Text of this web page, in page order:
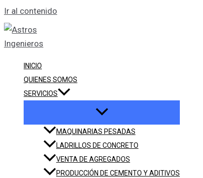
Ir al contenido
INICIO
QUIENES SOMOS
SERVICIOS
MAQUINARIAS PESADAS
LADRILLOS DE CONCRETO
VENTA DE AGREGADOS
PRODUCCIÓN DE CEMENTO Y ADITIVOS